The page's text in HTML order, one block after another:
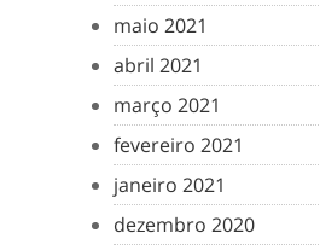
maio 2021
abril 2021
março 2021
fevereiro 2021
janeiro 2021
dezembro 2020